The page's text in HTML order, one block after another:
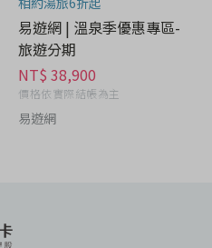
易遊網 | 溫泉季優惠專區-
旅遊分期
NT$ 38,900
價格依實際結帳為主
易遊網